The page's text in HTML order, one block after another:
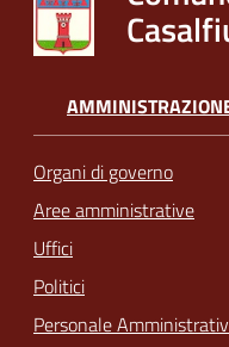
Organi di governo
Aree amministrative
Uffici
Politici
Personale